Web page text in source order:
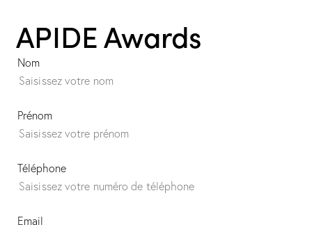
APIDE Awards
Nom
Prénom
Téléphone
Email